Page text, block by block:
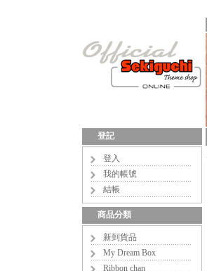
登記
登入
我的帳號
結帳
商品分類
新到貨品
My Dream Box
Ribbon chan